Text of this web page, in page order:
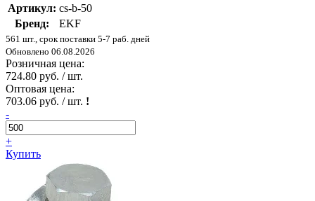
Артикул: cs-b-50
Бренд:
EKF
561 шт., срок поставки 5-7 раб. дней
Обновлено 06.08.2026
Розничная цена:
724.80 руб. / шт.
Оптовая цена:
703.06 руб. / шт. !
-
+
Купить